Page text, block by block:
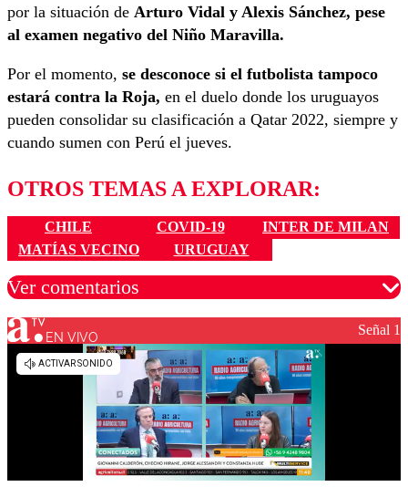
por la situación de Arturo Vidal y Alexis Sánchez, pese
al examen negativo del Niño Maravilla.
Por el momento, se desconoce si el futbolista tampoco
estará contra la Roja, en el duelo donde los uruguayos
pueden consolidar su clasificación a Qatar 2022, siempre y
cuando sumen con Perú el jueves.
OTROS TEMAS A EXPLORAR:
CHILE COVID-19
INTER DE MILAN
MATÍAS VECINO
URUGUAY
Ver comentarios
Los comentarios son moderados para garantizar un
diálogo respetuoso.
EN VIVO Señal 1